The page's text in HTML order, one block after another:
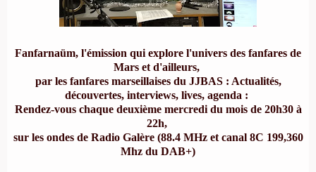
Fanfarnaüm, l'émission qui explore l'univers des fanfares de
Mars et d'ailleurs,
par les fanfares marseillaises du JJBAS: Actualités,
découvertes, interviews, lives, agenda :
Rendez-vous chaque deuxième mercredi du mois de 20h30 à
22h,
sur les ondes de Radio Galère (88.4 MHz et canal 8C 199,360
Mhz du DAB+)